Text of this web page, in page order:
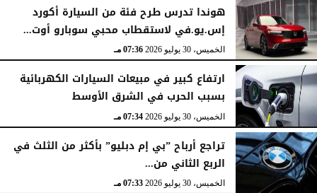
هوندا تدرس طرح فئة من السيارة أكورد
إس.يو.في لاستقطاب محبي سوبارو أوت...
الخميس، 30 يوليو 2026 07:36 مـ
ارتفاع كبير في مبيعات السيارات الكهربائية
بسبب الحرب في الشرق الأوسط
الخميس، 30 يوليو 2026 07:34 مـ
تراجع أرباح ”بي إم دبليو” بأكثر من الثلث في
الربع الثاني من...
الخميس، 30 يوليو 2026 07:33 مـ